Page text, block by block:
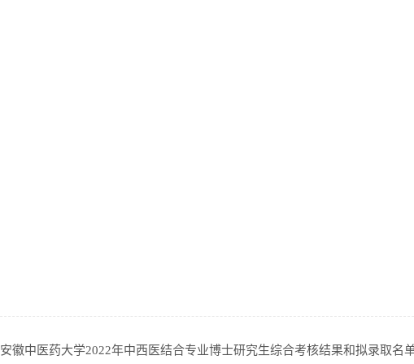
安徽中医药大学2022年中西医结合专业博士研究生综合考核结果和拟录取名